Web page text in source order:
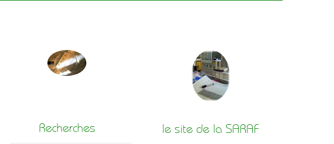
Recherches le site de la SARAF